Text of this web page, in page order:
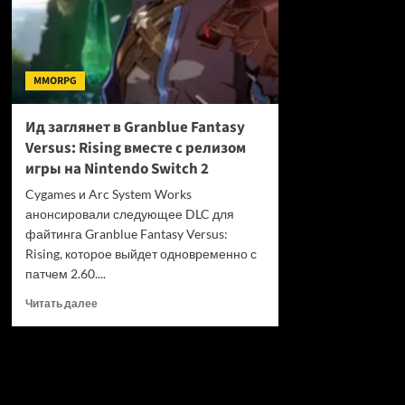
MMORPG
Ид заглянет в Granblue Fantasy
Versus: Rising вместе с релизом
игры на Nintendo Switch 2
Cygames и Arc System Works
анонсировали следующее DLC для
файтинга Granblue Fantasy Versus:
Rising, которое выйдет одновременно с
патчем 2.60....
Читать далееПрочитать